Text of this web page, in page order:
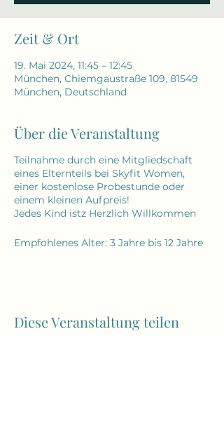
Zeit & Ort
19. Mai 2024, 11:45 – 12:45
München, Chiemgaustraße 109, 81549
München, Deutschland
Über die Veranstaltung
Teilnahme durch eine Mitgliedschaft
eines Elternteils bei Skyfit Women,
einer kostenlose Probestunde oder
einem kleinen Aufpreis!
Jedes Kind istz Herzlich Willkommen
Empfohlenes Alter: 3 Jahre bis 12 Jahre
Diese Veranstaltung teilen